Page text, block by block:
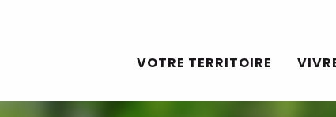
VOTRE TERRITOIRE